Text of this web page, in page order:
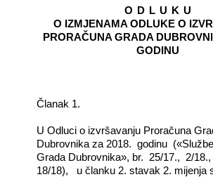
O D L U K U
O IZMJENAMA ODLUKE O
PRORAČUNA GRADA
GODINU
Članak 1.
U Odluci o izvršavanju Proračuna
Dubrovnika za 2018. godinu
Grada Dubrovnika», br.
25/17.,
2/
18/18),
u članku 2. stavak 2. mijenja